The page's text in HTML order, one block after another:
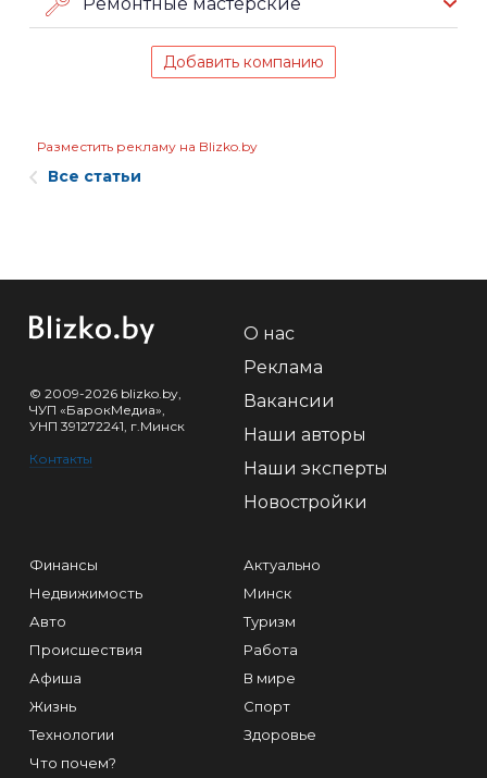
Добавить компанию
Разместить рекламу на Blizko.by
Все статьи
© 2009-2026 blizko.by,
ЧУП «БарокМедиа»,
УНП 391272241, г.Минск
Контакты
О нас
Реклама
Вакансии
Наши авторы
Наши эксперты
Новостройки
Финансы
Недвижимость
Авто
Происшествия
Афиша
Жизнь
Технологии
Что почем?
Актуально
Минск
Туризм
Работа
В мире
Спорт
Здоровье